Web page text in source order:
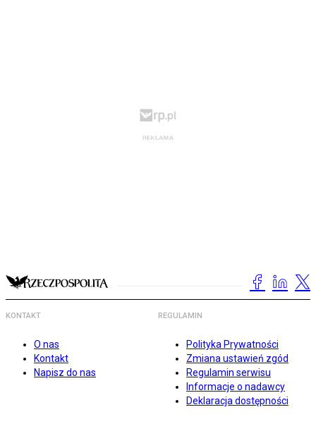
KONTAKT
O nas
Kontakt
Napisz do nas
REGULAMIN
Polityka Prywatności
Zmiana ustawień zgód
Regulamin serwisu
Informacje o nadawcy
Deklaracja dostępności